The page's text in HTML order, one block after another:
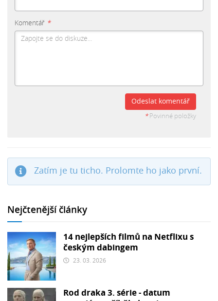
Komentář *
Odeslat komentář
*Povinné položky
Zatím je tu ticho. Prolomte ho jako první.
Nejčtenější články
14 nejlepších filmů na Netflixu s
českým dabingem
23. 03. 2026
Rod draka 3. série - datum